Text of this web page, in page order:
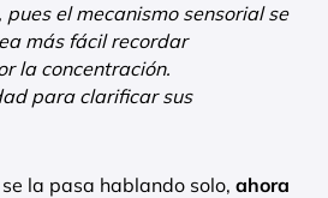
el mecanismo sensorial se
más fácil recordar
la concentración.
para clarificar sus
la pasa hablando solo, ahora